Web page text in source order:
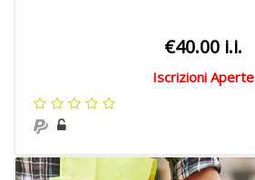
€40.00 i.i.
Iscrizioni Aperte